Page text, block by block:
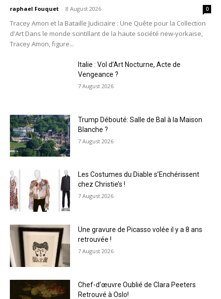
raphael Fouquet - 8 August 2026 0
Tracey Amon et la Bataille Judiciaire : Une Quête pour la Collection
d'Art Dans le monde scintillant de la haute société new-yorkaise,
Tracey Amon, figure...
Italie : Vol d’Art Nocturne, Acte de
Vengeance ?
7 August 2026
Trump Débouté: Salle de Bal à la Maison
Blanche ?
7 August 2026
Les Costumes du Diable s’Enchérissent
chez Christie’s !
7 August 2026
Une gravure de Picasso volée il y a 8 ans
retrouvée !
7 August 2026
Chef-d’œuvre Oublié de Clara Peeters
Retrouvé à Oslo!